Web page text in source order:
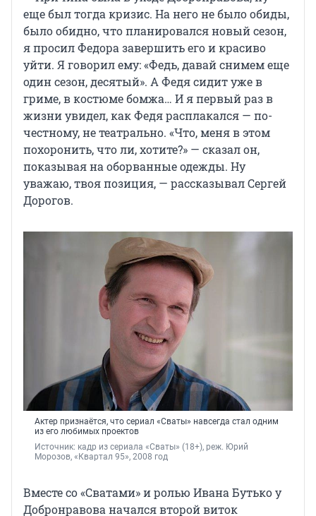
еще был тогда кризис. На него не было обиды,
было обидно, что планировался новый сезон,
я просил Федора завершить его и красиво
уйти. Я говорил ему: «Федь, давай снимем еще
один сезон, десятый». А Федя сидит уже в
гриме, в костюме бомжа… И я первый раз в
жизни увидел, как Федя расплакался — по-
честному, не театрально. «Что, меня в этом
похоронить, что ли, хотите?» — сказал он,
показывая на оборванные одежды. Ну
уважаю, твоя позиция, — рассказывал Сергей
Дорогов.
Актер признаётся, что сериал «Сваты» навсегда стал одним
из его любимых проектов
Источник: кадр из сериала «Сваты» (18+), реж. Юрий
Морозов, «Квартал 95», 2008 год
Вместе со «Сватами» и ролью Ивана Бутько у
Добронравова начался второй виток